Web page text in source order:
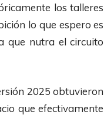
los talleres
lo que espero es
que nutra el circuito
2025 obtuvieron
que efectivamente